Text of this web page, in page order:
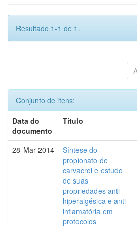
Resultado 1-1 de 1.
Conjunto de itens:
Data do
documento
Título
28-Mar-2014
Síntese do
propionato de
carvacrol e estudo
de suas
propriedades anti-
hiperalgésica e anti-
inflamatória em
protocolos